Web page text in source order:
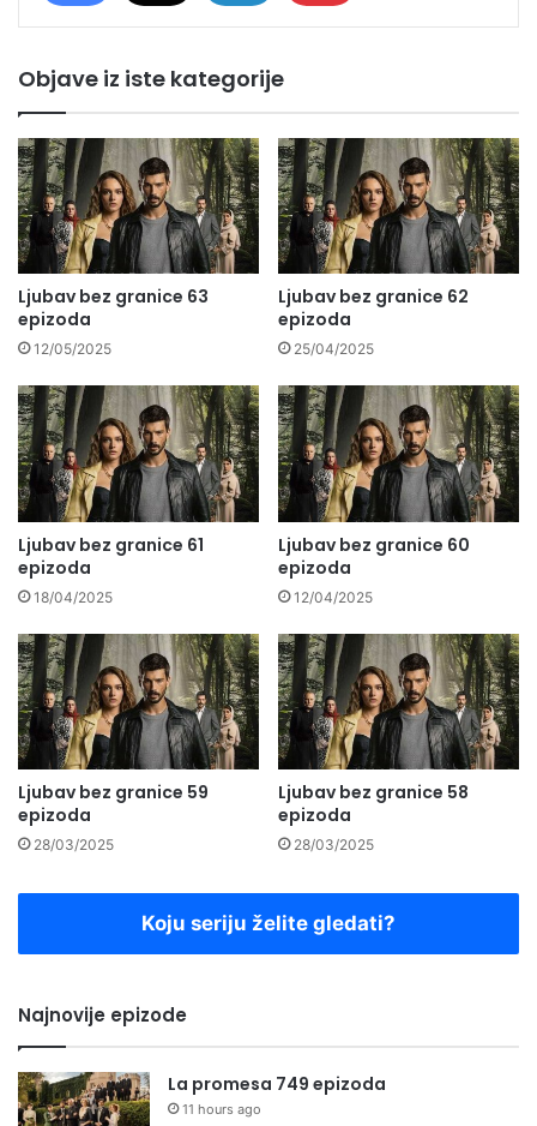
Objave iz iste kategorije
Ljubav bez granice 63
epizoda
12/05/2025
Ljubav bez granice 62
epizoda
25/04/2025
Ljubav bez granice 61
epizoda
18/04/2025
Ljubav bez granice 60
epizoda
12/04/2025
Ljubav bez granice 59
epizoda
28/03/2025
Ljubav bez granice 58
epizoda
28/03/2025
Koju seriju želite gledati?
Najnovije epizode
La promesa 749 epizoda
11 hours ago